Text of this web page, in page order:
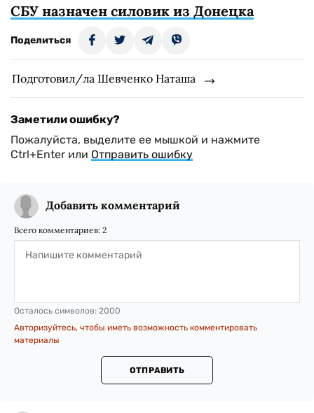
СБУ назначен силовик из Донецка
Поделиться
Подготовил/ла Шевченко Наташа
Заметили ошибку?
Пожалуйста, выделите ее мышкой и нажмите
Ctrl+Enter или Отправить ошибку
Добавить комментарий
Всего комментариев: 2
Осталось символов: 2000
Авторизуйтесь, чтобы иметь возможность комментировать
материалы
ОТПРАВИТЬ